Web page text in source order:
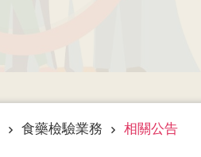
食藥檢驗業務 相關公告